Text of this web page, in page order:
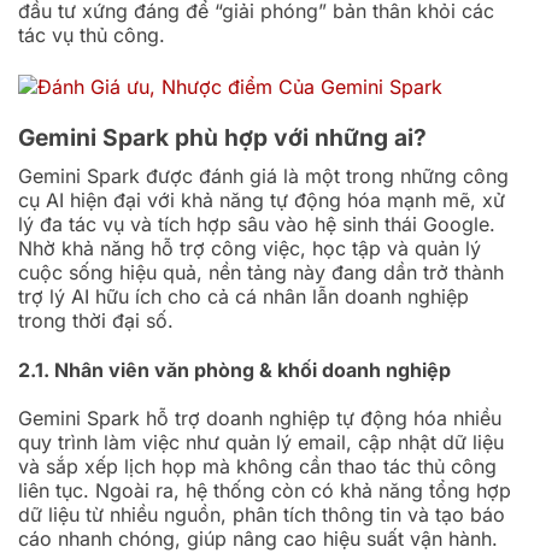
đầu tư xứng đáng để “giải phóng” bản thân khỏi các
tác vụ thủ công.
Gemini Spark phù hợp với những ai?
Gemini Spark được đánh giá là một trong những công
cụ AI hiện đại với khả năng tự động hóa mạnh mẽ, xử
lý đa tác vụ và tích hợp sâu vào hệ sinh thái Google.
Nhờ khả năng hỗ trợ công việc, học tập và quản lý
cuộc sống hiệu quả, nền tảng này đang dần trở thành
trợ lý AI hữu ích cho cả cá nhân lẫn doanh nghiệp
trong thời đại số.
2.1. Nhân viên văn phòng & khối doanh nghiệp
Gemini Spark hỗ trợ doanh nghiệp tự động hóa nhiều
quy trình làm việc như quản lý email, cập nhật dữ liệu
và sắp xếp lịch họp mà không cần thao tác thủ công
liên tục. Ngoài ra, hệ thống còn có khả năng tổng hợp
dữ liệu từ nhiều nguồn, phân tích thông tin và tạo báo
cáo nhanh chóng, giúp nâng cao hiệu suất vận hành.